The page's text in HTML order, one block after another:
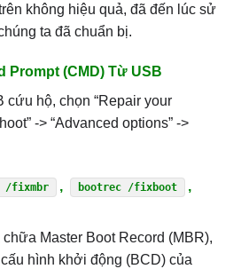
không hiệu quả, đã đến lúc sử
ta đã chuẩn bị.
Prompt (CMD) Từ USB
cứu hộ, chọn “Repair your
-> “Advanced options” ->
/fixmbr , bootrec /fixboot ,
Master Boot Record (MBR),
hình khởi động (BCD) của